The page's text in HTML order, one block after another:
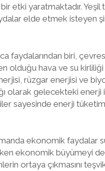
etki yaratmaktadır. Yeşil
elde etmek isteyen
faydalarından biri,
olduğu hava ve su
rüzgar enerjisi ve
olarak gelecekteki enerji
sayesinde enerji
ekonomik faydalar
ekonomik büyümeyi
ortaya çıkmasını